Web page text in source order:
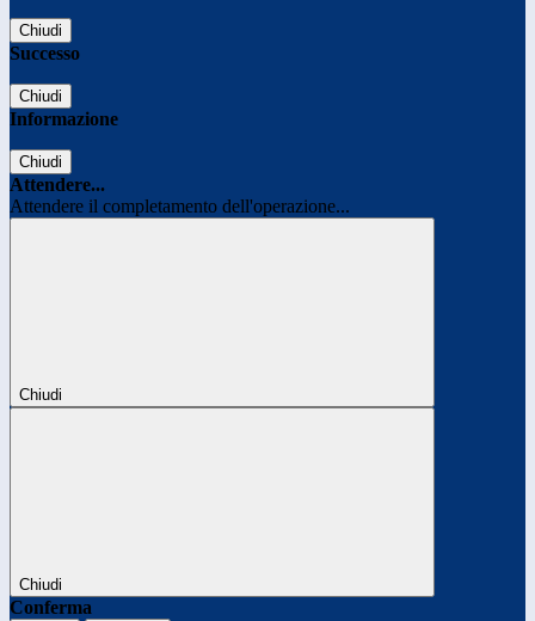
Chiudi
Successo
Chiudi
Informazione
Chiudi
Attendere...
Attendere il completamento dell'operazione...
Chiudi
Chiudi
Conferma